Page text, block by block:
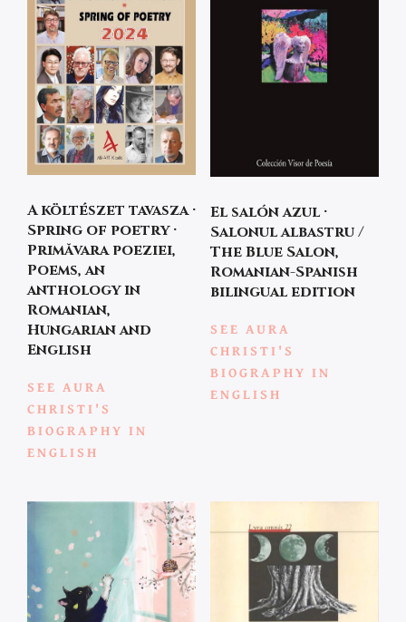
A költészet tavasza ·
Spring of poetry ·
Primăvara poeziei,
Poems, an
anthology in
Romanian,
Hungarian and
English
SEE AURA
CHRISTI'S
BIOGRAPHY IN
ENGLISH
El salón azul ·
Salonul albastru /
The Blue Salon,
Romanian-Spanish
bilingual edition
SEE AURA
CHRISTI'S
BIOGRAPHY IN
ENGLISH